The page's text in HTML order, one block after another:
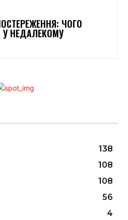
ЧОГО
У НЕДАЛЕКОМУ
138
108
108
56
4